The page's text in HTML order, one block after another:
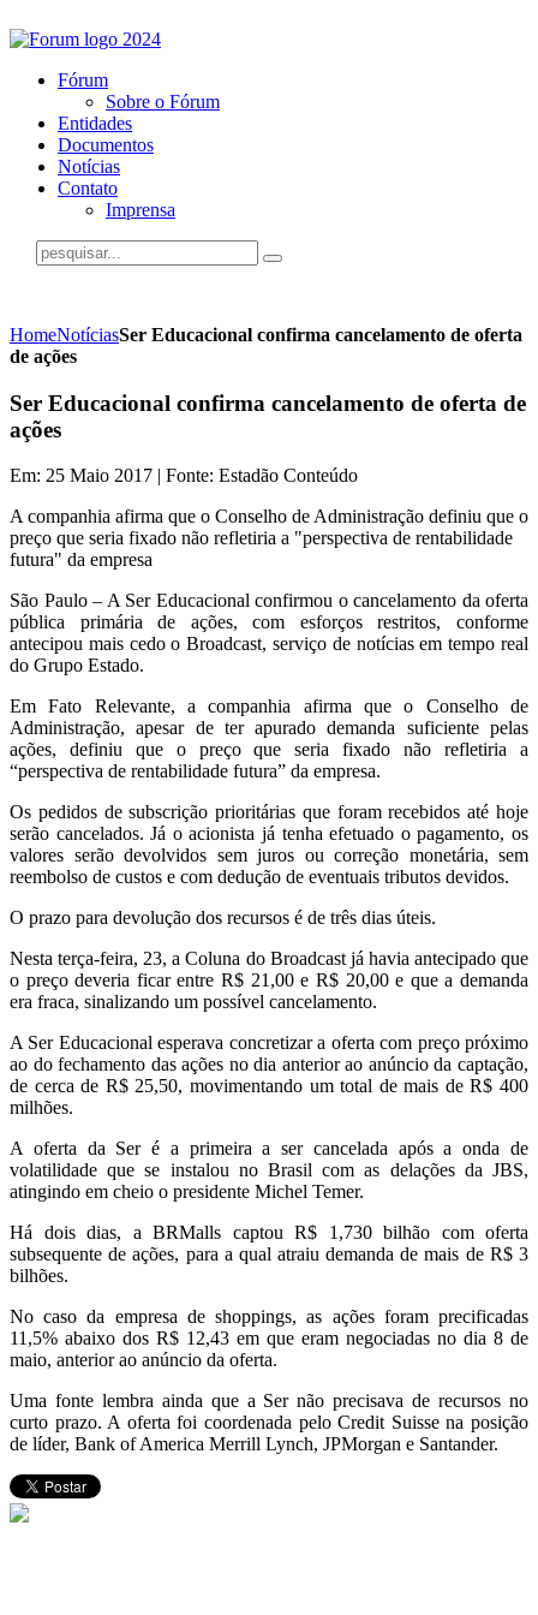
Fórum
Sobre o Fórum
Entidades
Documentos
Notícias
Contato
Imprensa
HomeNotíciasSer Educacional confirma cancelamento de oferta
de ações
Ser Educacional confirma cancelamento de oferta de
ações
Em: 25 Maio 2017 | Fonte: Estadão Conteúdo
A companhia afirma que o Conselho de Administração definiu que o
preço que seria fixado não refletiria a "perspectiva de rentabilidade
futura" da empresa
São Paulo – A Ser Educacional confirmou o cancelamento da oferta
pública primária de ações, com esforços restritos, conforme
antecipou mais cedo o Broadcast, serviço de notícias em tempo real
do Grupo Estado.
Em Fato Relevante, a companhia afirma que o Conselho de
Administração, apesar de ter apurado demanda suficiente pelas
ações, definiu que o preço que seria fixado não refletiria a
“perspectiva de rentabilidade futura” da empresa.
Os pedidos de subscrição prioritárias que foram recebidos até hoje
serão cancelados. Já o acionista já tenha efetuado o pagamento, os
valores serão devolvidos sem juros ou correção monetária, sem
reembolso de custos e com dedução de eventuais tributos devidos.
O prazo para devolução dos recursos é de três dias úteis.
Nesta terça-feira, 23, a Coluna do Broadcast já havia antecipado que
o preço deveria ficar entre R$ 21,00 e R$ 20,00 e que a demanda
era fraca, sinalizando um possível cancelamento.
A Ser Educacional esperava concretizar a oferta com preço próximo
ao do fechamento das ações no dia anterior ao anúncio da captação,
de cerca de R$ 25,50, movimentando um total de mais de R$ 400
milhões.
A oferta da Ser é a primeira a ser cancelada após a onda de
volatilidade que se instalou no Brasil com as delações da JBS,
atingindo em cheio o presidente Michel Temer.
Há dois dias, a BRMalls captou R$ 1,730 bilhão com oferta
subsequente de ações, para a qual atraiu demanda de mais de R$ 3
bilhões.
No caso da empresa de shoppings, as ações foram precificadas
11,5% abaixo dos R$ 12,43 em que eram negociadas no dia 8 de
maio, anterior ao anúncio da oferta.
Uma fonte lembra ainda que a Ser não precisava de recursos no
curto prazo. A oferta foi coordenada pelo Credit Suisse na posição
de líder, Bank of America Merrill Lynch, JPMorgan e Santander.